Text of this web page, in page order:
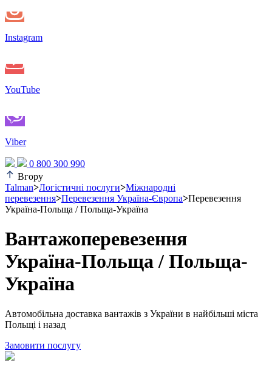
Instagram
YouTube
Viber
0 800 300 990
Вгору
Talman>Логістичні послуги>Міжнародні
перевезення>Перевезення Україна-Європа>Перевезення
Україна-Польща / Польща-Україна
Вантажоперевезення
Україна-Польща / Польща-
Україна
Автомобільна доставка вантажів з України в найбільші міста
Польщі і назад
Замовити послугу